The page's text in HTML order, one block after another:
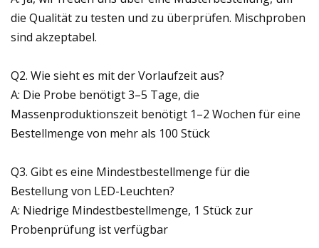
die Qualität zu testen und zu überprüfen. Mischproben
sind akzeptabel.
Q2. Wie sieht es mit der Vorlaufzeit aus?
A: Die Probe benötigt 3–5 Tage, die
Massenproduktionszeit benötigt 1–2 Wochen für eine
Bestellmenge von mehr als 100 Stück
Q3. Gibt es eine Mindestbestellmenge für die
Bestellung von LED-Leuchten?
A: Niedrige Mindestbestellmenge, 1 Stück zur
Probenprüfung ist verfügbar